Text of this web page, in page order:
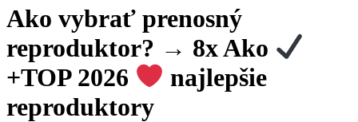
Ako vybrať prenosný
reproduktor? → 8x Ako
+TOP 2026
najlepšie
reproduktory